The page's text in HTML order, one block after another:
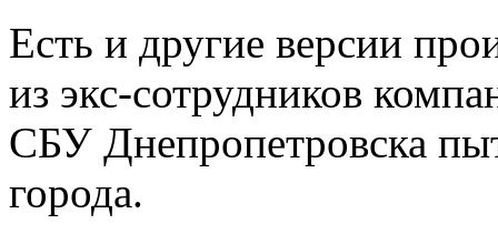
Есть и другие версии
из экс-сотрудников
СБУ Днепропетровска
города.